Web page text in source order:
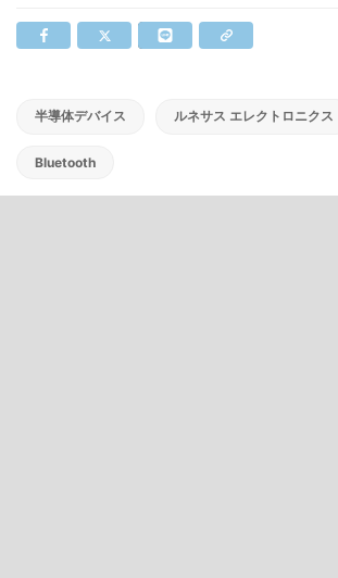
半導体デバイス ルネサス エレクトロニクス
Bluetooth